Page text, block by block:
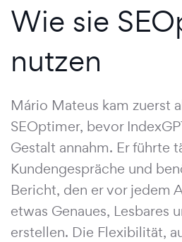
Wie sie
nutzen
Mário Mateus kam zuerst
SEOptimer, bevor
Gestalt annahm. Er führte
Kundengespräche und
Bericht, den er vor jedem
etwas Genaues, Lesbares
erstellen. Die Flexibilität,